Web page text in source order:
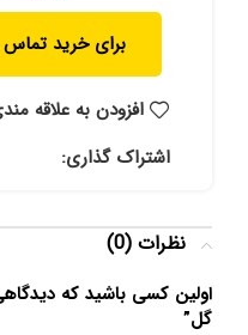
برای خرید تماس بگیرید:
افزودن به علاقه
اشتراک گذاری:
نظرات (0)
اولین کسی باشید که
گل”